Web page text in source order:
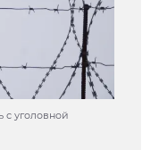
с уголовной